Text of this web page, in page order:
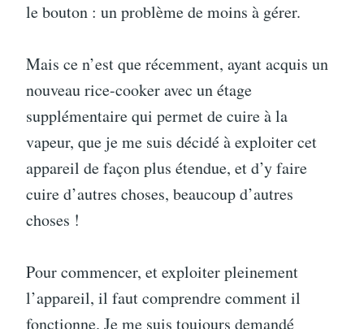
le bouton : un problème de moins à gérer.
Mais ce n’est que récemment, ayant acquis un
nouveau rice-cooker avec un étage
supplémentaire qui permet de cuire à la
vapeur, que je me suis décidé à exploiter cet
appareil de façon plus étendue, et d’y faire
cuire d’autres choses, beaucoup d’autres
choses !
Pour commencer, et exploiter pleinement
l’appareil, il faut comprendre comment il
fonctionne. Je me suis toujours demandé